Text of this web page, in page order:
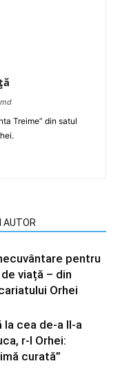
Treime” din satul
AUTOR
pentru
viață – din
Orhei
cea de-a II-a
r-l Orhei:
curată”